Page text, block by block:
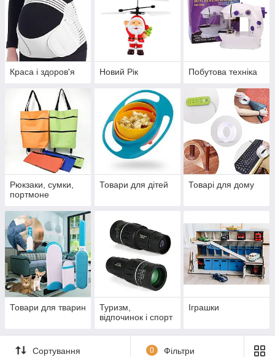
Краса і здоров'я Новий Рік Побутова техніка
Рюкзаки, сумки,
портмоне
Товари для дітей Товарі для дому
Товари для тварин
Туризм,
відпочинок і спорт
Іграшки
Сортування 0 Фільтри